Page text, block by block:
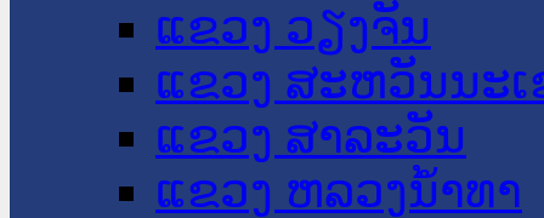
ແຂວງ ວຽງຈັນ
ແຂວງ ສະຫວັນນະ
ແຂວງ ສາລະວັນ
ແຂວງ ຫລວງນໍ້າທາ